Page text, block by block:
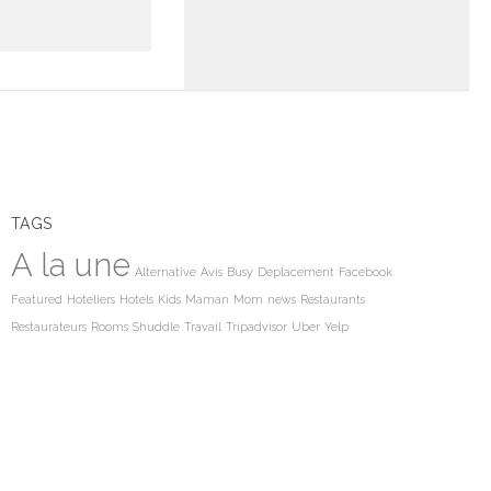
TAGS
A la une Alternative Avis Busy Deplacement Facebook
Featured Hoteliers Hotels Kids Maman Mom news Restaurants
Restaurateurs Rooms Shuddle Travail Tripadvisor Uber Yelp